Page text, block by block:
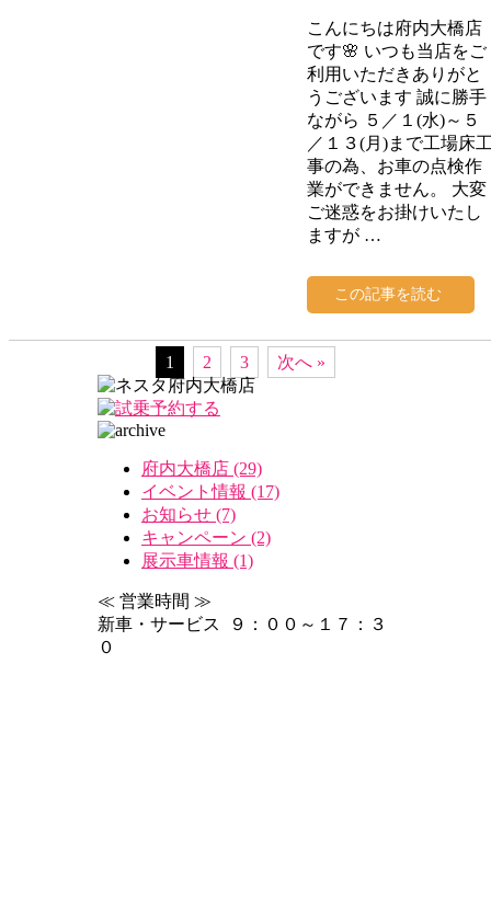
こんにちは府内大橋店
です🌸 いつも当店をご
利用いただきありがと
うございます 誠に勝手
ながら ５／１(水)～５
／１３(月)まで工場床
事の為、お車の点検作
業ができません。 大変
ご迷惑をお掛けいたし
ますが …
この記事を読む
1 2 3 次へ »
府内大橋店 (29)
イベント情報 (17)
お知らせ (7)
キャンペーン (2)
展示車情報 (1)
≪ 営業時間 ≫
新車・サービス ９：００～１７：３
０